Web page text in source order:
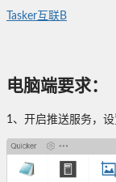
Tasker互联B
电脑端要求：
1、开启推送服务，